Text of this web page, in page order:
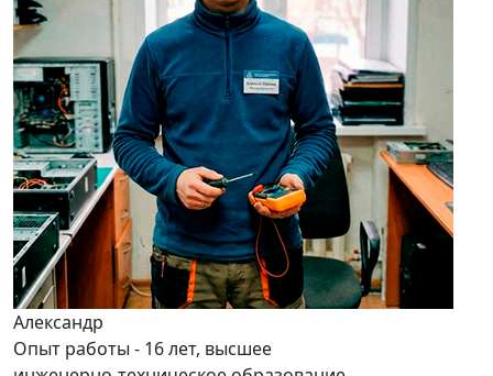
Александр
Опыт работы - 16 лет, высшее